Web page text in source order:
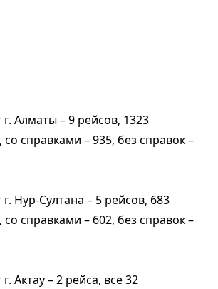
Алматы – 9 рейсов, 1323
справками – 935, без справок –
Нур-Султана – 5 рейсов, 683
справками – 602, без справок –
Актау – 2 рейса, все 32